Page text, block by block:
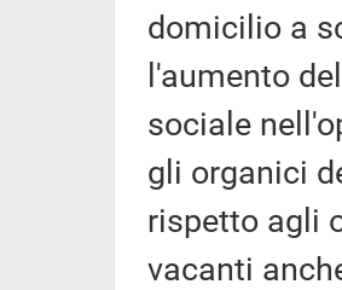
domicilio a
l'aumento
sociale
gli organici
rispetto agli
vacanti